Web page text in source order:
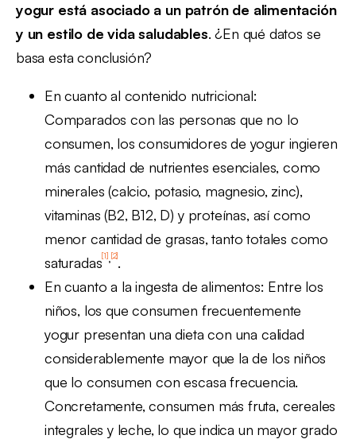
yogur está asociado a un patrón de alimentación
y un estilo de vida saludables. ¿En qué datos se
basa esta conclusión?
En cuanto al contenido nutricional:
Comparados con las personas que no lo
consumen, los consumidores de yogur ingieren
más cantidad de nutrientes esenciales, como
minerales (calcio, potasio, magnesio, zinc),
vitaminas (B2, B12, D) y proteínas, así como
menor cantidad de grasas, tanto totales como
saturadas[1],[2].
En cuanto a la ingesta de alimentos: Entre los
niños, los que consumen frecuentemente
yogur presentan una dieta con una calidad
considerablemente mayor que la de los niños
que lo consumen con escasa frecuencia.
Concretamente, consumen más fruta, cereales
integrales y leche, lo que indica un mayor grado